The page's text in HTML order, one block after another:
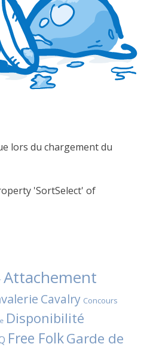
lors du chargement du
'SortSelect' of
Attachement
Cavalry Concours
Disponibilité
Free FolkGarde de